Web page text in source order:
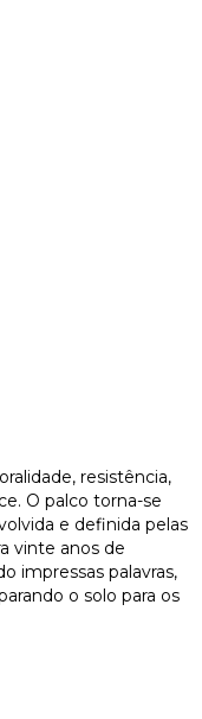
resistência,
O palco torna-se
e definida pelas
vinte anos de
impressas palavras,
o solo para os